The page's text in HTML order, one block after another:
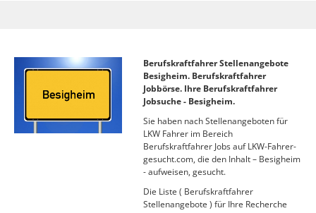
Berufskraftfahrer Stellenangebote
Besigheim. Berufskraftfahrer
Jobbörse. Ihre Berufskraftfahrer
Jobsuche - Besigheim.
Sie haben nach Stellenangeboten für
LKW Fahrer im Bereich
Berufskraftfahrer Jobs auf LKW-Fahrer-
gesucht.com, die den Inhalt – Besigheim
- aufweisen, gesucht.
Die Liste ( Berufskraftfahrer
Stellenangebote ) für Ihre Recherche